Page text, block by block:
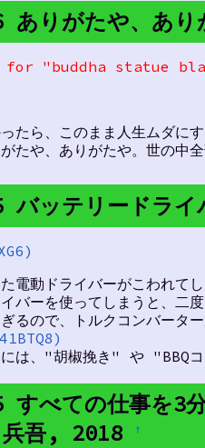
りがたや、あり
for "buddha statue
たら、このまま人生ムダにす
たや、ありがたや。世の中
ッテリードライ
電動ドライバーがこわれて
バーを使ってしまうと、二
るので、トルクコンバータ
には、"胡椒挽き" や "BBQ
べての仕事を3
吾, 2018
†